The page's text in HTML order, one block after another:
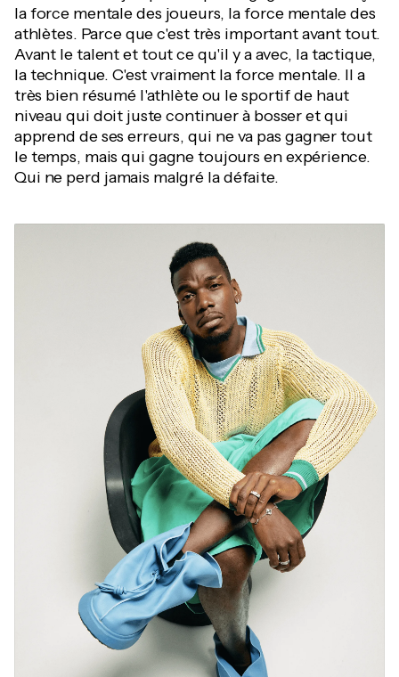
la force mentale des joueurs, la force mentale des
athlètes. Parce que c'est très important avant tout.
Avant le talent et tout ce qu'il y a avec, la tactique,
la technique. C'est vraiment la force mentale. Il a
très bien résumé l'athlète ou le sportif de haut
niveau qui doit juste continuer à bosser et qui
apprend de ses erreurs, qui ne va pas gagner tout
le temps, mais qui gagne toujours en expérience.
Qui ne perd jamais malgré la défaite.